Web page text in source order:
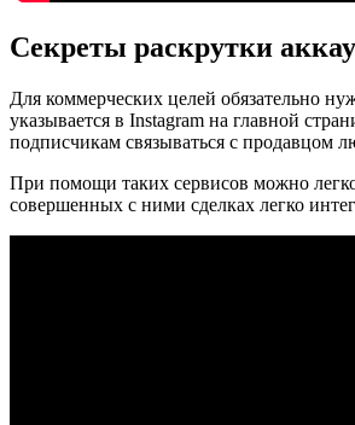
Секреты раскрутки
Для коммерческих целей обязательно
указывается в Instagram на главной
подписчикам связываться с продавцом
При помощи таких сервисов можно
совершенных с ними сделках легко